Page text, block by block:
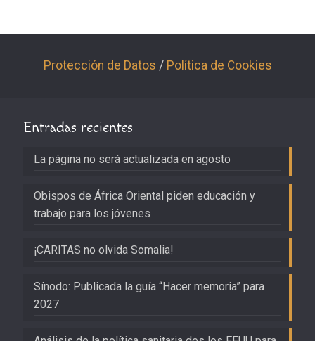
Protección de Datos / Política de Cookies
Entradas recientes
La página no será actualizada en agosto
Obispos de África Oriental piden educación y
trabajo para los jóvenes
¡CARITAS no olvida Somalia!
Sínodo: Publicada la guía “Hacer memoria” para
2027